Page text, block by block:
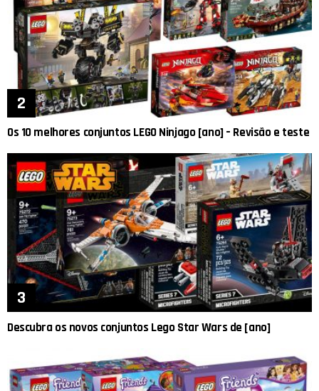
Os 10 melhores conjuntos LEGO Ninjago [ano] – Revisão e teste
Descubra os novos conjuntos Lego Star Wars de [ano]